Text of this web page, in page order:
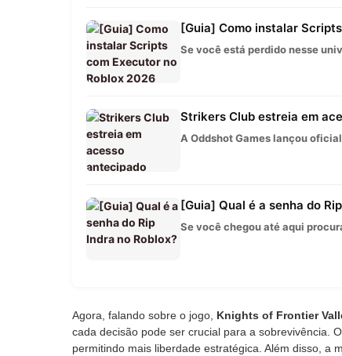
[Guia] Como instalar
Se você está perdido nesse
Strikers Club estreia em
A Oddshot Games lançou
[Guia] Qual é a senha do
Se você chegou até aqui
Agora, falando sobre o jogo, Knights of Frontier
cada decisão pode ser crucial para a sobrevivência.
permitindo mais liberdade estratégica. Além disso, a